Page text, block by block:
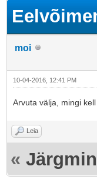
moi
10-04-2016, 12:41 PM
Arvuta välja, mingi kell
Leia
«